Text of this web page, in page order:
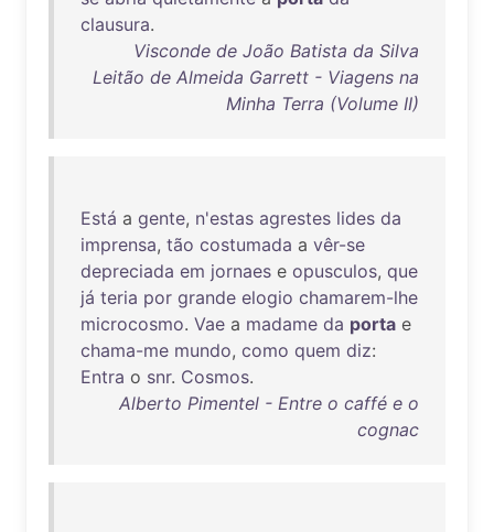
clausura.
Visconde de João Batista da Silva
Leitão de Almeida Garrett - Viagens na
Minha Terra (Volume II)
Está a gente, n'estas agrestes lides da
imprensa, tão costumada a vêr-se
depreciada em jornaes e opusculos, que
já teria por grande elogio chamarem-lhe
microcosmo. Vae a madame da porta e
chama-me mundo, como quem diz:
Entra o snr. Cosmos.
Alberto Pimentel - Entre o caffé e o
cognac